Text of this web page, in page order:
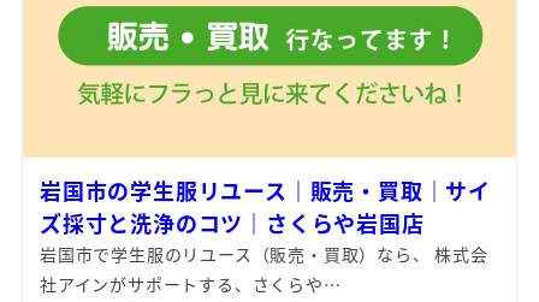
岩国市の学生服リユース｜販売・買取｜サイ
ズ採寸と洗浄のコツ｜さくらや岩国店
岩国市で学生服のリユース（販売・買取）なら、 株式会
社アインがサポートする、さくらや…